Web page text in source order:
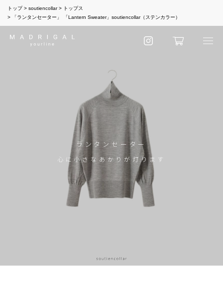
トップ soutiencollar
トップス
「ランタンセーター」 「Lantern Sweater」soutiencollar（ステンカラー）
ランタンセーター
心に小さなあかりが灯ります